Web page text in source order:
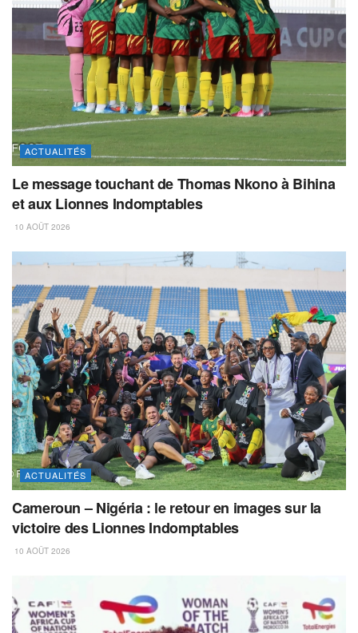
ACTUALITÉS
Le message touchant de Thomas Nkono à Bihina
et aux Lionnes Indomptables
10 AOÛT 2026
ACTUALITÉS
Cameroun – Nigéria : le retour en images sur la
victoire des Lionnes Indomptables
10 AOÛT 2026